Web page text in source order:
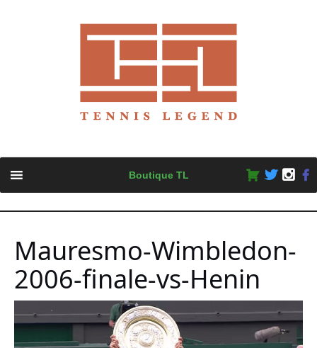
content
Boutique TL
Mauresmo-Wimbledon-
2006-finale-vs-Henin